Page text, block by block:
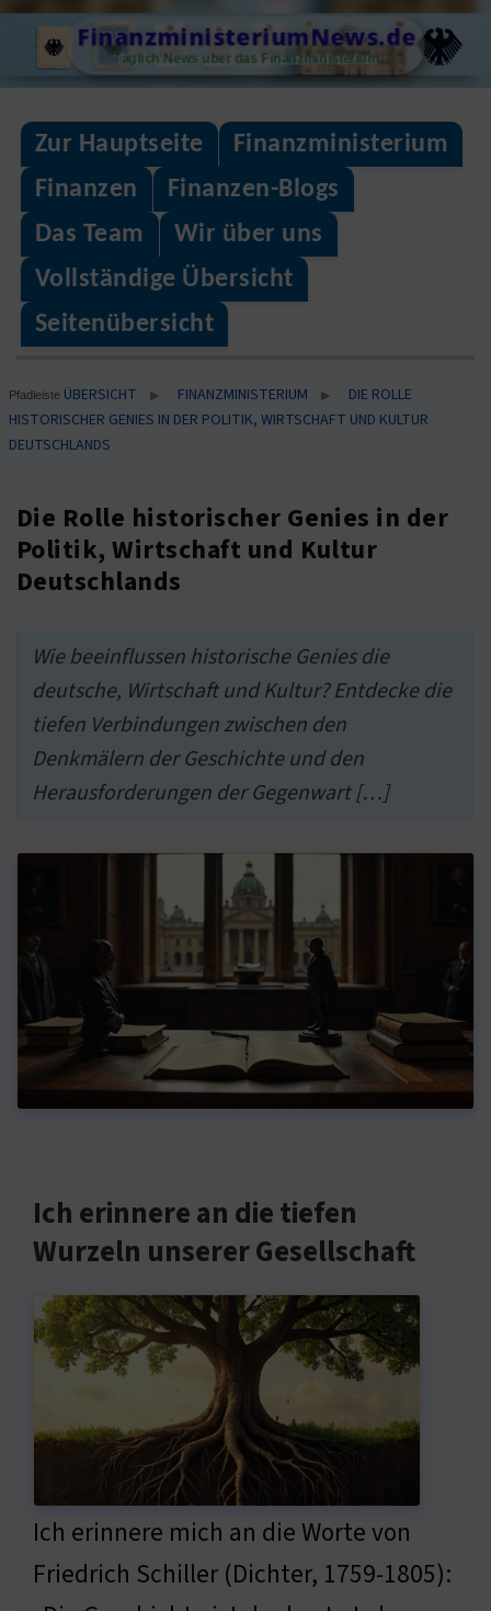
Skip
content
FinanzministeriumNews.de
Täglich News über das Finanzministerium
Zur Hauptseite
Finanzministerium
Finanzen
Finanzen-Blogs
Das Team
Wir über uns
Vollständige Übersicht
Seitenübersicht
Pfadleiste ÜBERSICHT ▶ FINANZMINISTERIUM ▶
DIE ROLLE
HISTORISCHER GENIES IN DER POLITIK, WIRTSCHAFT UND KULTUR
DEUTSCHLANDS
Die Rolle historischer Genies in der
Politik, Wirtschaft und Kultur
Deutschlands
Wie beeinflussen historische Genies die
deutsche, Wirtschaft und Kultur? Entdecke die
tiefen Verbindungen zwischen den
Denkmälern der Geschichte und den
Herausforderungen der Gegenwart […]
Ich erinnere an die tiefen
Wurzeln unserer Gesellschaft
Ich erinnere mich an die Worte von
Friedrich Schiller (Dichter, 1759-1805):